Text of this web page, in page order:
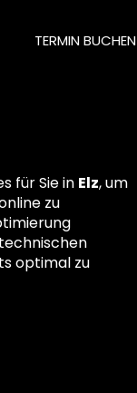
TERMIN BUCHEN
für Sie in Elz, um
zu
optimal zu